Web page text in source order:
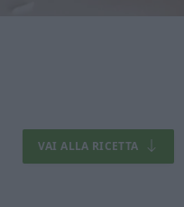
VAI ALLA RICETTA